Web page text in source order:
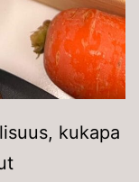
kukapa